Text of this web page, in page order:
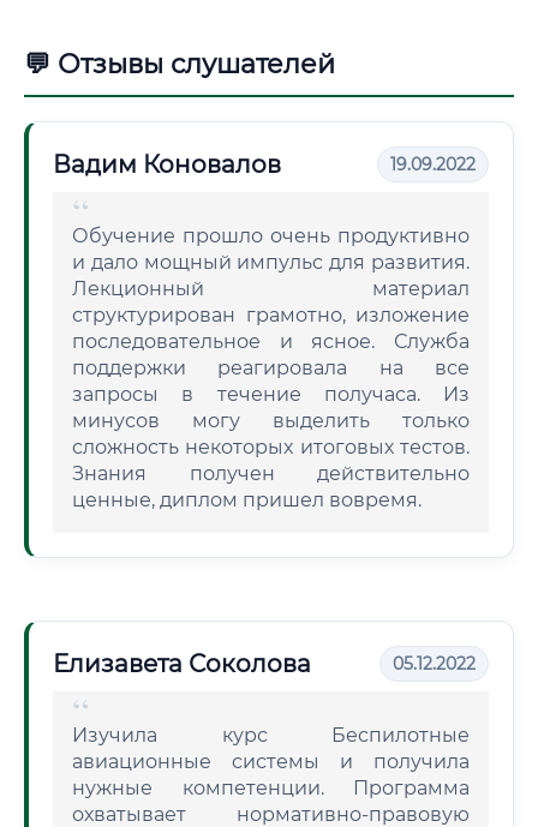
💬 Отзывы слушателей
Вадим Коновалов 19.09.2022
Обучение прошло очень продуктивно
и дало мощный импульс для развития.
Лекционный материал
структурирован грамотно, изложение
последовательное и ясное. Служба
поддержки реагировала на все
запросы в течение получаса. Из
минусов могу выделить только
сложность некоторых итоговых тестов.
Знания получен действительно
ценные, диплом пришел вовремя.
Елизавета Соколова 05.12.2022
Изучила курс Беспилотные
авиационные системы и получила
нужные компетенции. Программа
охватывает нормативно-правовую